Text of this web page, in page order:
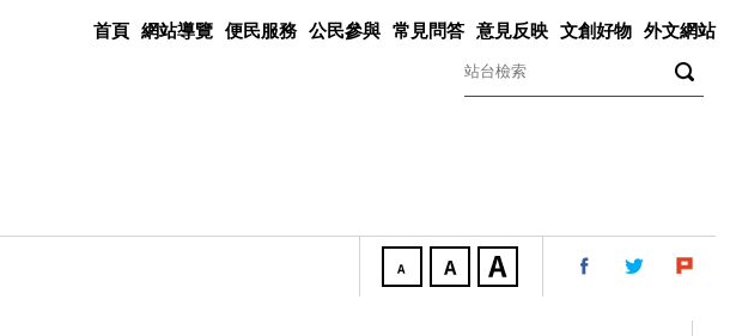
首頁 網站導覽 便民服務 公民參與 常見問答 意見反映 文創好物 外文網站